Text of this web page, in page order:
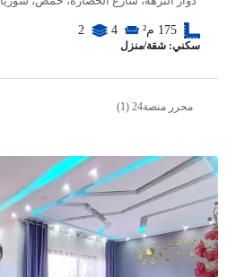
175 م² 4
2
سكني: شقة/منزل
محرر منصة24 (1)